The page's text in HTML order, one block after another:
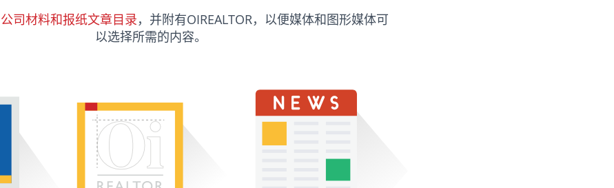
公司材料和报纸文章目录，并附有OIREALTOR，以便媒体和图形媒体可
以选择所需的内容。